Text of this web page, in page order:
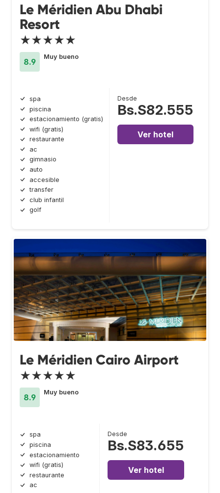
Le Méridien Abu Dhabi
Resort
★★★★★
8.9
Muy bueno
spa
piscina
estacionamiento (gratis)
wifi (gratis)
restaurante
ac
gimnasio
auto
accesible
transfer
club infantil
golf
Desde
Bs.S82.555
Ver hotel
Le Méridien Cairo Airport
★★★★★
8.9
Muy bueno
spa
piscina
estacionamiento
wifi (gratis)
restaurante
ac
Desde
Bs.S83.655
Ver hotel